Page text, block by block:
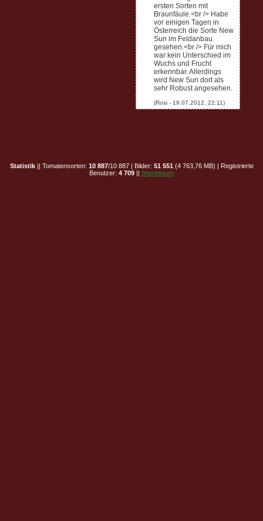
ersten Sorten mit
Braunfäule.<br /> Habe
vor einigen Tagen in
Österreich die Sorte New
Sun im Feldanbau
gesehen.<br /> Für mich
war kein Unterschied im
Wuchs und Frucht
erkennbar. Allerdings
wird New Sun dort als
sehr Robust angesehen.
Statistik|| Tomatensorten: 10 887/10 887 | Bilder: 51 551 (4 763,76 MB) | Registrierte
Benutzer: 4 709 || Impressum